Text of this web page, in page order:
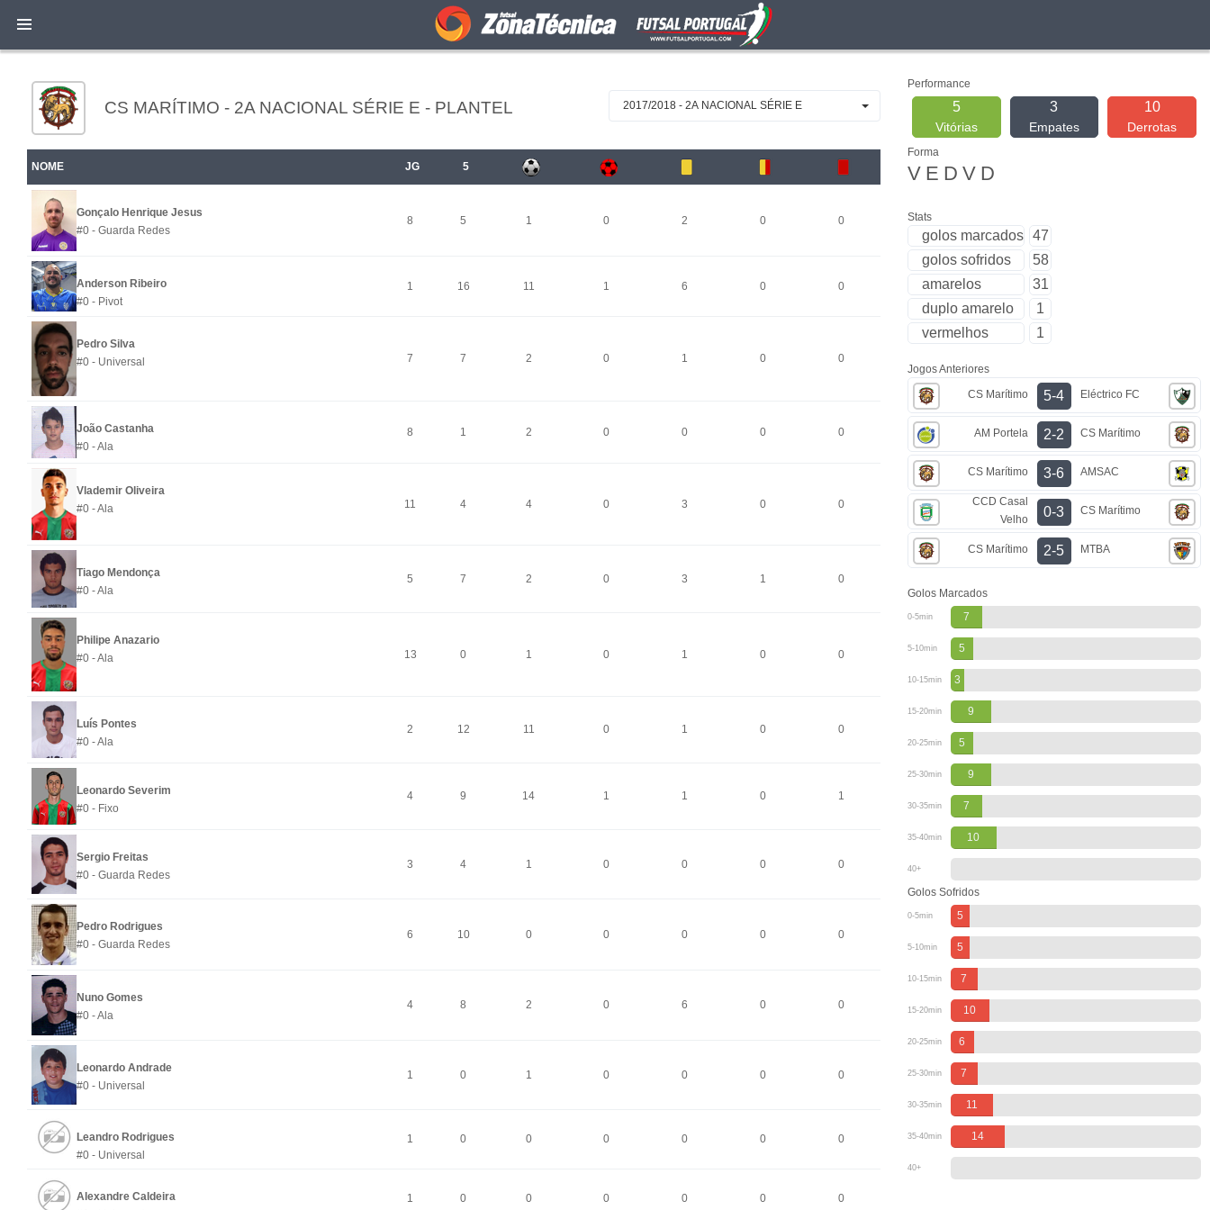
CS MARÍTIMO - 2A NACIONAL SÉRIE E - PLANTEL 2017/2018 - 2A NACIONAL SÉRIE E
NOME JG 5
Gonçalo Henrique Jesus
#0 - Guarda Redes
8 5 1 0 2 0 0
Anderson Ribeiro
#0 - Pivot
1 16 11 1 6 0 0
Pedro Silva
#0 - Universal
7 7 2 0 1 0 0
João Castanha
#0 - Ala
8 1 2 0 0 0 0
Vlademir Oliveira
#0 - Ala
11 4 4 0 3 0 0
Tiago Mendonça
#0 - Ala
5 7 2 0 3 1 0
Philipe Anazario
#0 - Ala
13 0 1 0 1 0 0
Luís Pontes
#0 - Ala
2 12 11 0 1 0 0
Leonardo Severim
#0 - Fixo
4 9 14 1 1 0 1
Sergio Freitas
#0 - Guarda Redes
3 4 1 0 0 0 0
Pedro Rodrigues
#0 - Guarda Redes
6 10 0 0 0 0 0
Nuno Gomes
#0 - Ala
4 8 2 0 6 0 0
Leonardo Andrade
#0 - Universal
1 0 1 0 0 0 0
Leandro Rodrigues
#0 - Universal
1 0 0 0 0 0 0
Alexandre Caldeira
1 0 0 0 0 0 0
Performance
5
Vitórias
3
Empates
10
Derrotas
Forma
V E D V D
Stats
golos marcados 47
golos sofridos
58
amarelos
31
duplo amarelo
1
vermelhos
1
Jogos Anteriores
CS Marítimo
5-4 Eléctrico FC
AM Portela 2-2 CS Marítimo
CS Marítimo 3-6 AMSAC
CCD Casal
Velho
0-3 CS Marítimo
CS Marítimo 2-5 MTBA
Golos Marcados
0-5min 7
5-10min 5
10-15min 3
15-20min 9
20-25min 5
25-30min 9
30-35min 7
35-40min 10
40+
Golos Sofridos
0-5min 5
5-10min 5
10-15min 7
15-20min 10
20-25min 6
25-30min 7
30-35min 11
35-40min 14
40+